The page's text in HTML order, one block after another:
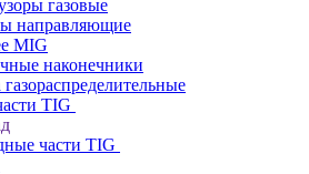
газовые
направляющие
MIG
наконечники
TIG
части TIG